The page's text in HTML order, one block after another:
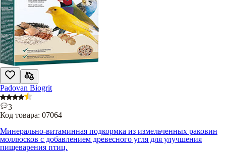
Padovan Biogrit
3
Код товара: 07064
Минерально-витаминная подкормка из измельченных раковин
моллюсков с добавлением древесного угля для улучшения
пищеварения птиц.